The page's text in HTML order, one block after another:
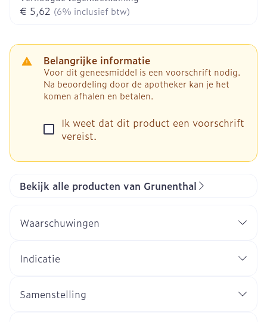
€ 5,62 (6% inclusief btw)
Belangrijke informatie
Voor dit geneesmiddel is een voorschrift nodig.
Na beoordeling door de apotheker kan je het
komen afhalen en betalen.
Ik weet dat dit product een voorschrift
vereist.
Bekijk alle producten van Grunenthal
Waarschuwingen
Indicatie
Samenstelling